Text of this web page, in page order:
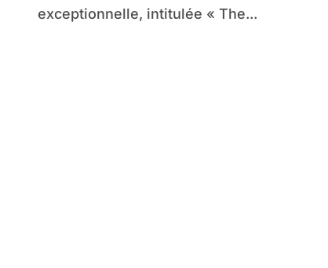
exceptionnelle, intitulée « The...